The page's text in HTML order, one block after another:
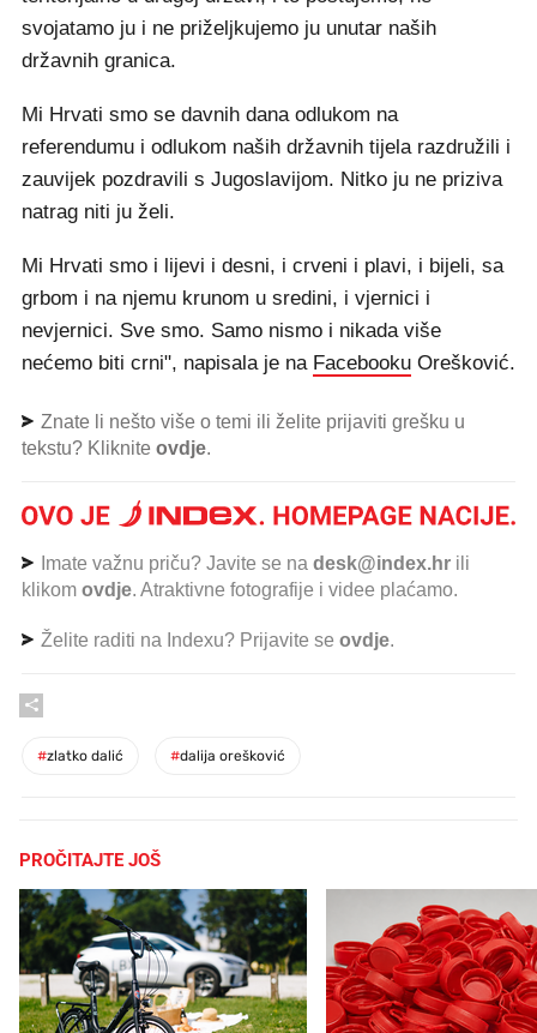
svojatamo ju i ne priželjkujemo ju unutar naših
državnih granica.
Mi Hrvati smo se davnih dana odlukom na
referendumu i odlukom naših državnih tijela razdružili i
zauvijek pozdravili s Jugoslavijom. Nitko ju ne priziva
natrag niti ju želi.
Mi Hrvati smo i lijevi i desni, i crveni i plavi, i bijeli, sa
grbom i na njemu krunom u sredini, i vjernici i
nevjernici. Sve smo. Samo nismo i nikada više
nećemo biti crni", napisala je na Facebooku Orešković.
Znate li nešto više o temi ili želite prijaviti grešku u
tekstu? Kliknite ovdje.
Imate važnu priču? Javite se na desk@index.hr ili
klikom ovdje. Atraktivne fotografije i videe plaćamo.
Želite raditi na Indexu? Prijavite se ovdje.
#zlatko dalić #dalija orešković
PROČITAJTE JOŠ